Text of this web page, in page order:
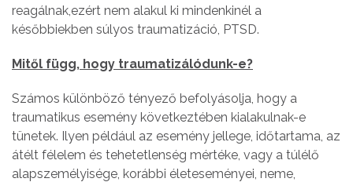
reagálnak,ezért nem alakul ki mindenkinél a
későbbiekben súlyos traumatizáció, PTSD.
Mitől függ, hogy traumatizálódunk-e?
Számos különböző tényező befolyásolja, hogy a
traumatikus esemény következtében kialakulnak-e
tünetek. Ilyen például az esemény jellege, időtartama, az
átélt félelem és tehetetlenség mértéke, vagy a túlélő
alapszemélyisége, korábbi életeseményei, neme,